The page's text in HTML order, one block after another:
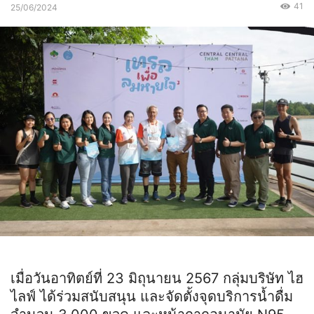
25/06/2024 41
เมื่อวันอาทิตย์ที่ 23 มิถุนายน 2567 กลุ่มบริษัท ไฮ
ไลฟ์ ได้ร่วมสนับสนุน และจัดตั้งจุดบริการน้ำดื่ม